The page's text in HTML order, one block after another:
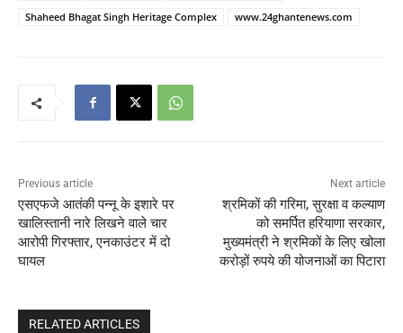
Shaheed Bhagat Singh Heritage Complex
www.24ghantenews.com
Previous article
एसएफजे आतंकी पन्नू के इशारे पर
खालिस्तानी नारे लिखने वाले चार
आरोपी गिरफ्तार, एनकाउंटर में दो
घायल
Next article
श्रमिकों की गरिमा, सुरक्षा व कल्याण
को समर्पित हरियाणा सरकार,
मुख्यमंत्री ने श्रमिकों के लिए खोला
करोड़ों रुपये की योजनाओं का पिटारा
RELATED ARTICLES